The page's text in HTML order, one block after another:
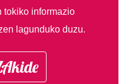
tokiko informazio
lagunduko duzu.